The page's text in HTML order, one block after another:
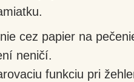
cez papier na
neničí.
funkciu pri